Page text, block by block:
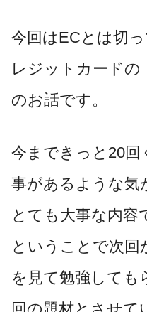
今回はECとは切
レジットカードの
のお話です。
今まできっと20回
事があるような気
とても大事な内容
ということで次回
を見て勉強しても